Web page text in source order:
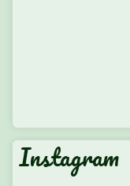
Instagram